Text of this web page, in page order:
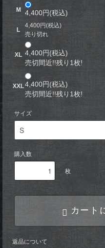
M 4,400円(税込)
L
4,400円(税込)
売り切れ
XL 4,400円(税込)
売切間近!!残り1枚!
XXL4,400円(税込)
売切間近!!残り1枚!
サイズ
購入数
枚
カート
返品について